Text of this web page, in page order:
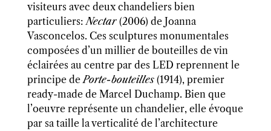
visiteurs avec deux chandeliers bien
particuliers:Nectar (2006) de Joanna
Vasconcelos. Ces sculptures monumentales
composées d’un millier de bouteilles de vin
éclairées au centre par des LED reprennent le
principe dePorte-bouteilles(1914), premier
ready-made de Marcel Duchamp. Bien que
l’oeuvre représente un chandelier, elle évoque
par sa taille la verticalité de l’architecture